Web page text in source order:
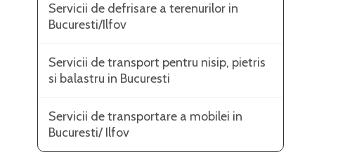
Servicii de defrisare a terenurilor in
Bucuresti/Ilfov
Servicii de transport pentru nisip, pietris
si balastru in Bucuresti
Servicii de transportare a mobilei in
Bucuresti/ Ilfov